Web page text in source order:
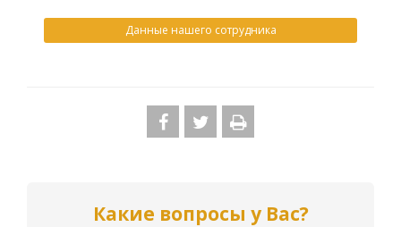
Данные нашего сотрудника
Какие вопросы у Вас?